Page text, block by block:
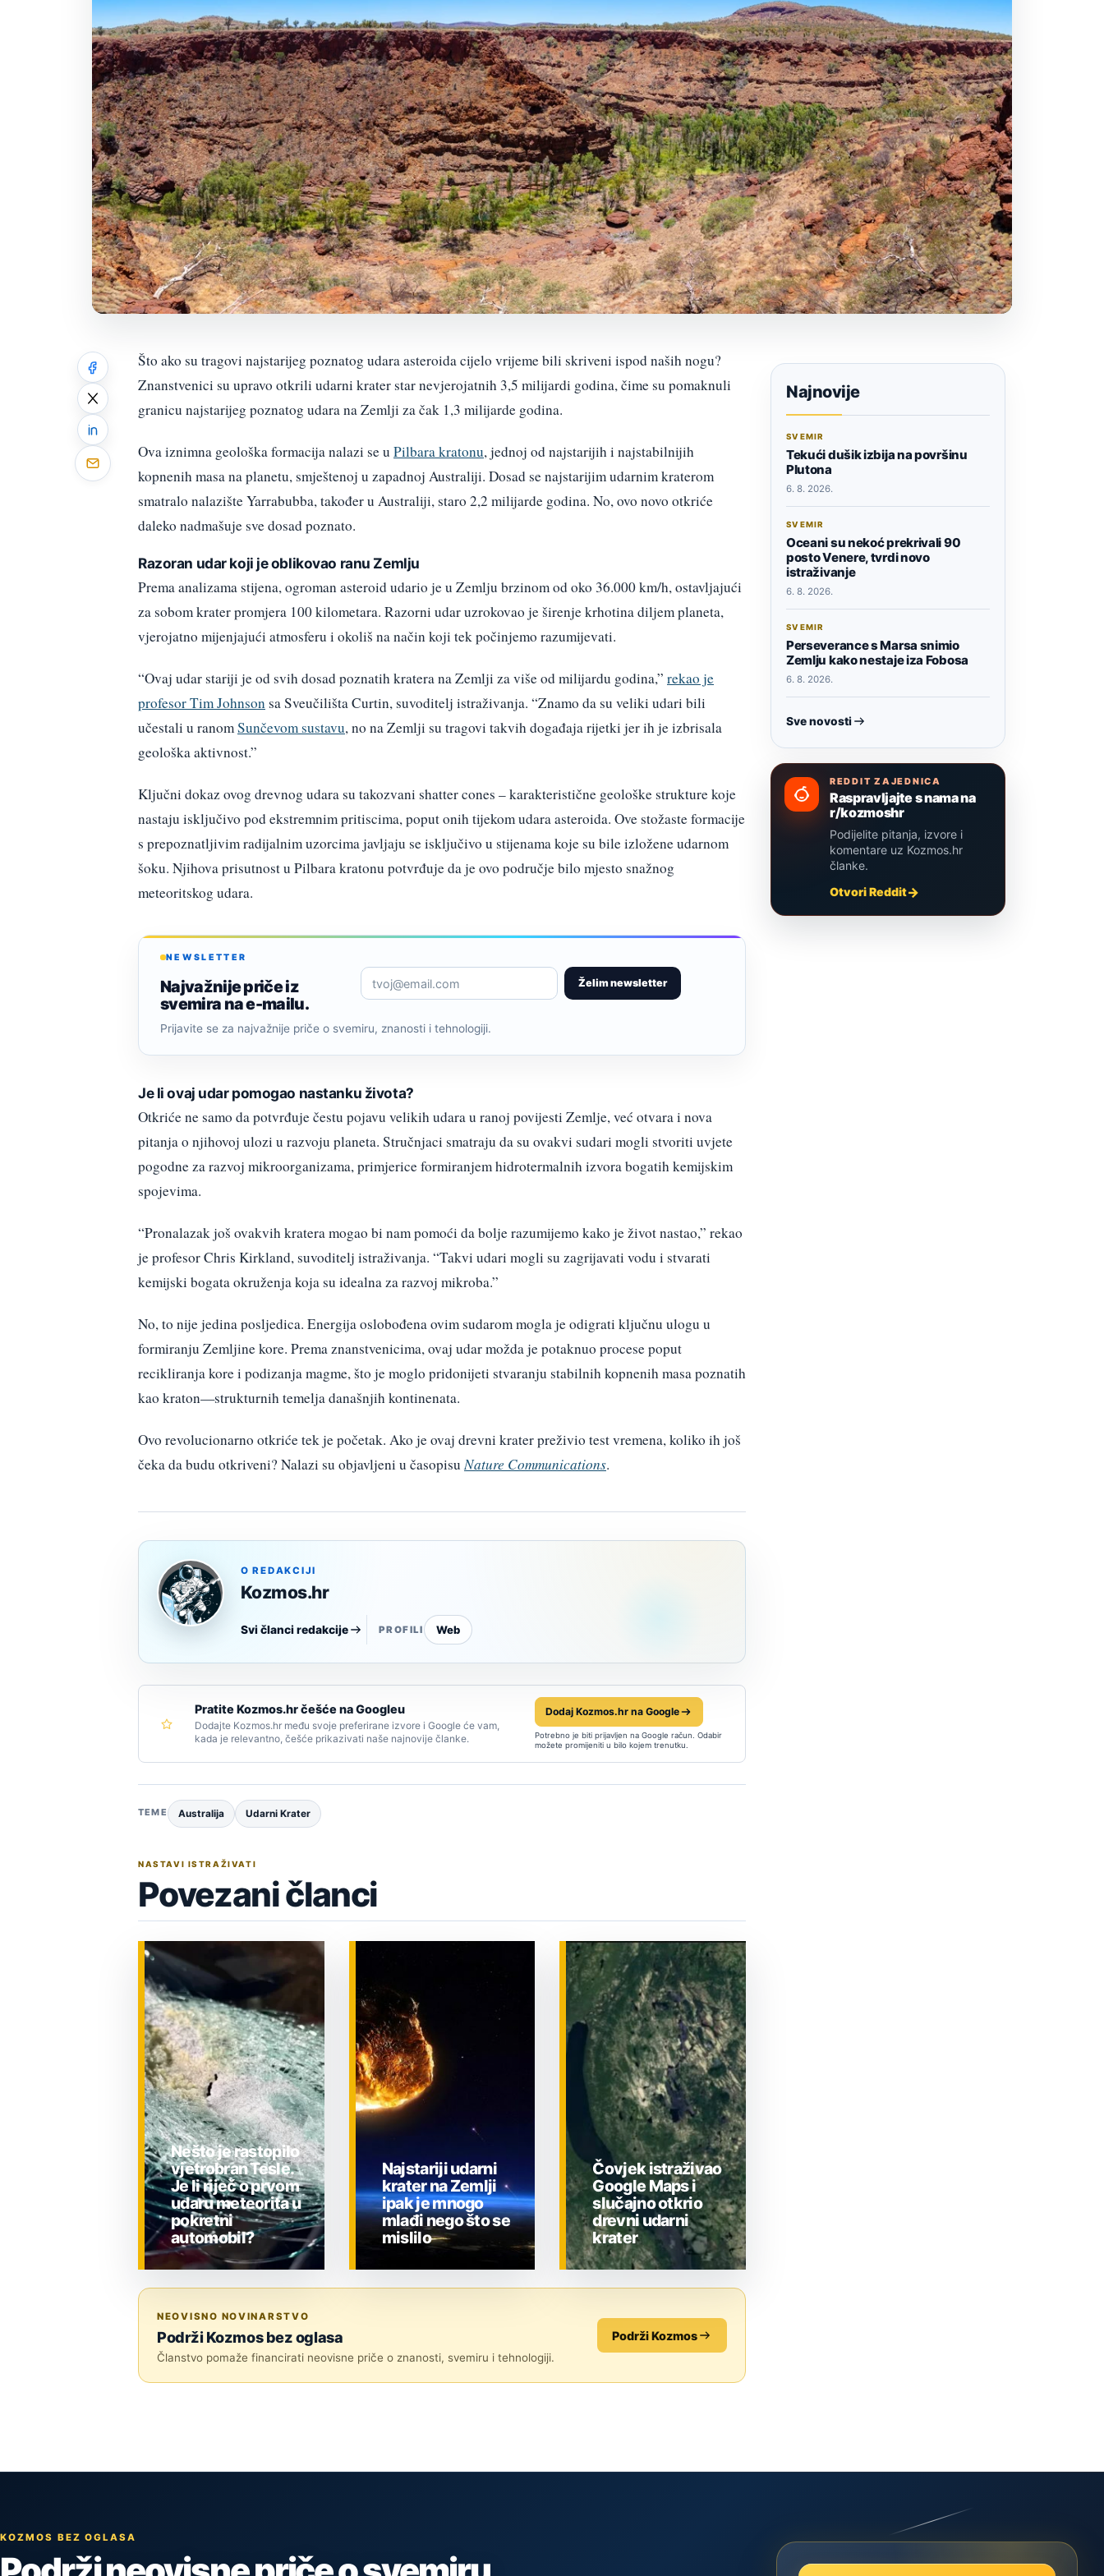
Što ako su tragovi najstarijeg poznatog udara asteroida cijelo vrijeme bili skriveni ispod naših nogu?
Znanstvenici su upravo otkrili udarni krater star nevjerojatnih 3,5 milijardi godina, čime su pomaknuli
granicu najstarijeg poznatog udara na Zemlji za čak 1,3 milijarde godina.
Ova iznimna geološka formacija nalazi se u Pilbara kratonu, jednoj od najstarijih i najstabilnijih
kopnenih masa na planetu, smještenoj u zapadnoj Australiji. Dosad se najstarijim udarnim kraterom
smatralo nalazište Yarrabubba, također u Australiji, staro 2,2 milijarde godina. No, ovo novo otkriće
daleko nadmašuje sve dosad poznato.
Razoran udar koji je oblikovao ranu Zemlju
Prema analizama stijena, ogroman asteroid udario je u Zemlju brzinom od oko 36.000 km/h, ostavljajući
za sobom krater promjera 100 kilometara. Razorni udar uzrokovao je širenje krhotina diljem planeta,
vjerojatno mijenjajući atmosferu i okoliš na način koji tek počinjemo razumijevati.
“Ovaj udar stariji je od svih dosad poznatih kratera na Zemlji za više od milijardu godina,” rekao je
profesor Tim Johnsonsa Sveučilišta Curtin, suvoditelj istraživanja. “Znamo da su veliki udari bili
učestali u ranomSunčevom sustavu, no na Zemlji su tragovi takvih događaja rijetki jer ih je izbrisala
geološka aktivnost.”
Ključni dokaz ovog drevnog udara su takozvani shatter cones – karakteristične geološke strukture koje
nastaju isključivo pod ekstremnim pritiscima, poput onih tijekom udara asteroida. Ove stožaste formacije
s prepoznatljivim radijalnim uzorcima javljaju se isključivo u stijenama koje su bile izložene udarnom
šoku. Njihova prisutnost u Pilbara kratonu potvrđuje da je ovo područje bilo mjesto snažnog
meteoritskog udara.
NEWSLETTER
Najvažnije priče iz
svemira na e-mailu.
Želim newsletter
Prijavite se za najvažnije priče o svemiru, znanosti i tehnologiji.
Je li ovaj udar pomogao nastanku života?
Otkriće ne samo da potvrđuje čestu pojavu velikih udara u ranoj povijesti Zemlje, već otvara i nova
pitanja o njihovoj ulozi u razvoju planeta. Stručnjaci smatraju da su ovakvi sudari mogli stvoriti uvjete
pogodne za razvoj mikroorganizama, primjerice formiranjem hidrotermalnih izvora bogatih kemijskim
spojevima.
“Pronalazak još ovakvih kratera mogao bi nam pomoći da bolje razumijemo kako je život nastao,” rekao
je profesor Chris Kirkland, suvoditelj istraživanja. “Takvi udari mogli su zagrijavati vodu i stvarati
kemijski bogata okruženja koja su idealna za razvoj mikroba.”
No, to nije jedina posljedica. Energija oslobođena ovim sudarom mogla je odigrati ključnu ulogu u
formiranju Zemljine kore. Prema znanstvenicima, ovaj udar možda je potaknuo procese poput
recikliranja kore i podizanja magme, što je moglo pridonijeti stvaranju stabilnih kopnenih masa poznatih
kao kraton—strukturnih temelja današnjih kontinenata.
Ovo revolucionarno otkriće tek je početak. Ako je ovaj drevni krater preživio test vremena, koliko ih još
čeka da budu otkriveni? Nalazi su objavljeni u časopisuNature Communications.
O REDAKCIJI
Kozmos.hr
Svi članci redakcije PROFILI Web
Pratite Kozmos.hr češće na Googleu
Dodajte Kozmos.hr među svoje preferirane izvore i Google će vam,
kada je relevantno, češće prikazivati naše najnovije članke.
Dodaj Kozmos.hr na Google
Potrebno je biti prijavljen na Google račun. Odabir
možete promijeniti u bilo kojem trenutku.
TEME Australija Udarni Krater
NASTAVI ISTRAŽIVATI
Povezani članci
Nešto je rastopilo
vjetrobran Tesle.
Je li riječ o prvom
udaru meteorita u
pokretni
automobil?
Najstariji udarni
krater na Zemlji
ipak je mnogo
mlađi nego što se
mislilo
Čovjek istraživao
Google Maps i
slučajno otkrio
drevni udarni
krater
NEOVISNO NOVINARSTVO
Podrži Kozmos bez oglasa
Članstvo pomaže financirati neovisne priče o znanosti, svemiru i tehnologiji.
Podrži Kozmos
Najnovije
SVEMIR
Tekući dušik izbija na površinu
Plutona
6. 8. 2026.
SVEMIR
Oceani su nekoć prekrivali 90
posto Venere, tvrdi novo
istraživanje
6. 8. 2026.
SVEMIR
Perseverance s Marsa snimio
Zemlju kako nestaje iza Fobosa
6. 8. 2026.
Sve novosti
REDDIT ZAJEDNICA
Raspravljajte s nama na
r/kozmoshr
Podijelite pitanja, izvore i
komentare uz Kozmos.hr
članke.
Otvori Reddit
KOZMOS BEZ OGLASA